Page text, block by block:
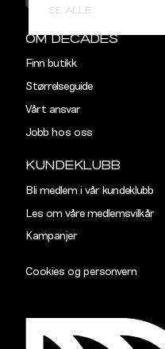
SE ALLE
OM DECADES
Finn butikk
Størrelseguide
Vårt ansvar
Jobb hos oss
KUNDEKLUBB
Bli medlem i vår kundeklubb
Les om våre medlemsvilkår
Kampanjer
Cookies og personvern